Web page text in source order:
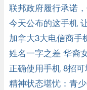
联邦政府履行承诺
今天公布的这手机
加拿大3大电信商手
姓名一字之差 华裔
正确使用手机 8招
精神状态堪忧：青